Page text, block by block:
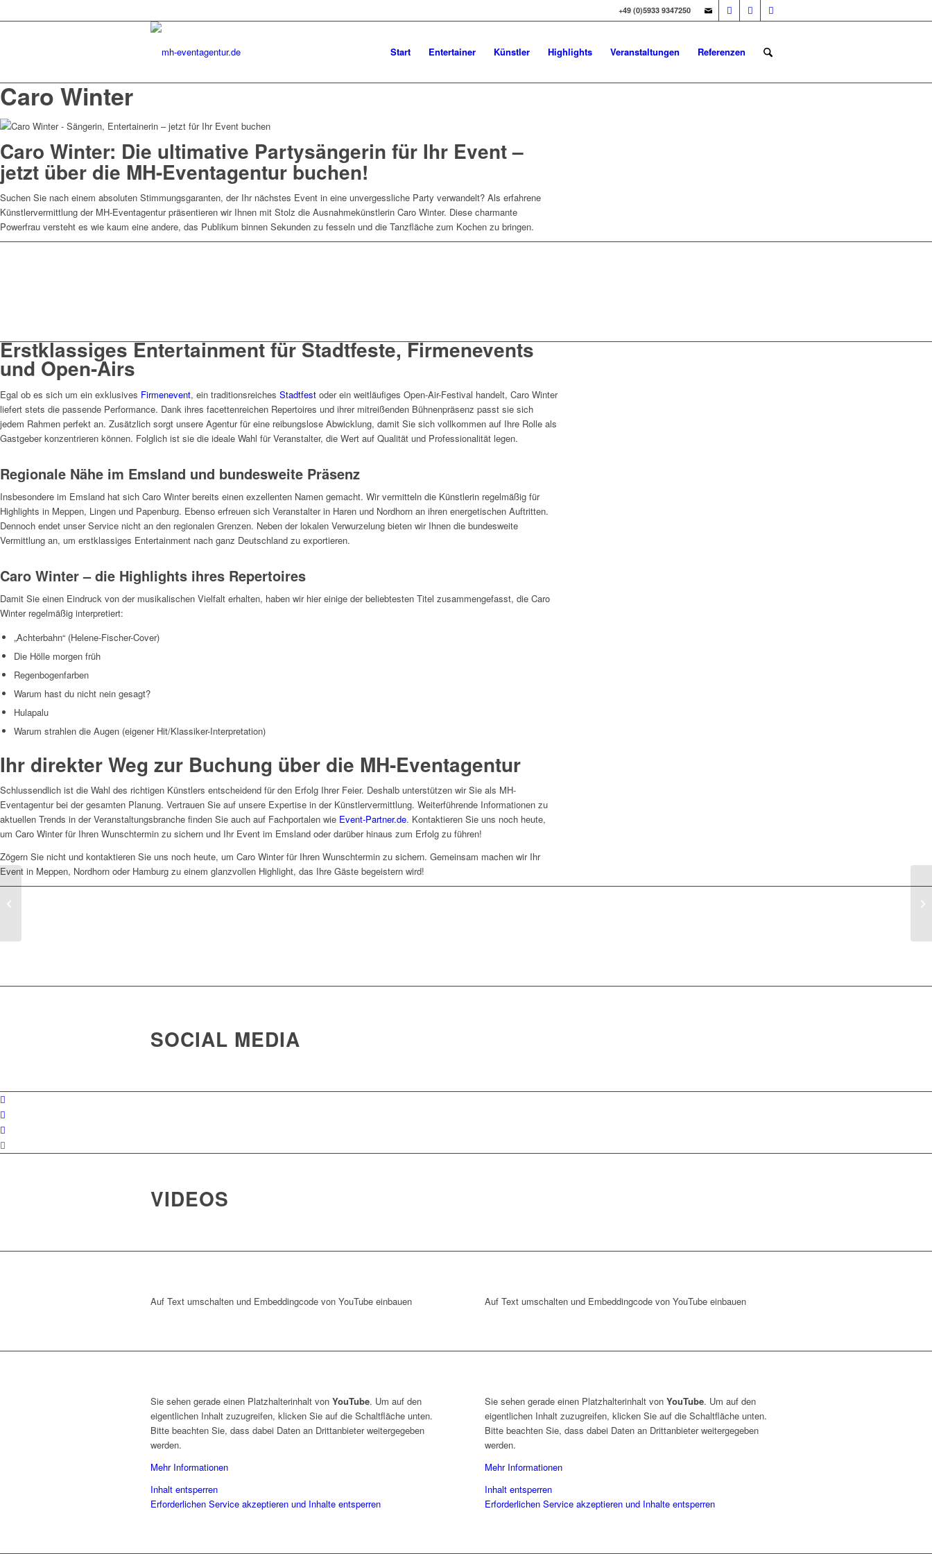
+49 (0)5933 9347250
Start Entertainer Künstler Highlights Veranstaltungen Referenzen
Caro Winter
Caro Winter: Die ultimative Partysängerin für Ihr Event –
jetzt über die MH-Eventagentur buchen!
Suchen Sie nach einem absoluten Stimmungsgaranten, der Ihr nächstes Event in eine unvergessliche Party verwandelt? Als erfahrene
Künstlervermittlung der MH-Eventagentur präsentieren wir Ihnen mit Stolz die Ausnahmekünstlerin Caro Winter. Diese charmante
Powerfrau versteht es wie kaum eine andere, das Publikum binnen Sekunden zu fesseln und die Tanzfläche zum Kochen zu bringen.
Erstklassiges Entertainment für Stadtfeste, Firmenevents
und Open-Airs
Egal ob es sich um ein exklusives Firmenevent, ein traditionsreiches Stadtfest oder ein weitläufiges Open-Air-Festival handelt, Caro Winter
liefert stets die passende Performance. Dank ihres facettenreichen Repertoires und ihrer mitreißenden Bühnenpräsenz passt sie sich
jedem Rahmen perfekt an. Zusätzlich sorgt unsere Agentur für eine reibungslose Abwicklung, damit Sie sich vollkommen auf Ihre Rolle als
Gastgeber konzentrieren können. Folglich ist sie die ideale Wahl für Veranstalter, die Wert auf Qualität und Professionalität legen.
Regionale Nähe im Emsland und bundesweite Präsenz
Insbesondere im Emsland hat sich Caro Winter bereits einen exzellenten Namen gemacht. Wir vermitteln die Künstlerin regelmäßig für
Highlights in Meppen, Lingen und Papenburg. Ebenso erfreuen sich Veranstalter in Haren und Nordhorn an ihren energetischen Auftritten.
Dennoch endet unser Service nicht an den regionalen Grenzen. Neben der lokalen Verwurzelung bieten wir Ihnen die bundesweite
Vermittlung an, um erstklassiges Entertainment nach ganz Deutschland zu exportieren.
Caro Winter – die Highlights ihres Repertoires
Damit Sie einen Eindruck von der musikalischen Vielfalt erhalten, haben wir hier einige der beliebtesten Titel zusammengefasst, die Caro
Winter regelmäßig interpretiert:
„Achterbahn“ (Helene-Fischer-Cover)
Die Hölle morgen früh
Regenbogenfarben
Warum hast du nicht nein gesagt?
Hulapalu
Warum strahlen die Augen (eigener Hit/Klassiker-Interpretation)
Ihr direkter Weg zur Buchung über die MH-Eventagentur
Schlussendlich ist die Wahl des richtigen Künstlers entscheidend für den Erfolg Ihrer Feier. Deshalb unterstützen wir Sie als MH-
Eventagentur bei der gesamten Planung. Vertrauen Sie auf unsere Expertise in der Künstlervermittlung. Weiterführende Informationen zu
aktuellen Trends in der Veranstaltungsbranche finden Sie auch auf Fachportalen wie Event-Partner.de. Kontaktieren Sie uns noch heute,
um Caro Winter für Ihren Wunschtermin zu sichern und Ihr Event im Emsland oder darüber hinaus zum Erfolg zu führen!
Zögern Sie nicht und kontaktieren Sie uns noch heute, um Caro Winter für Ihren Wunschtermin zu sichern. Gemeinsam machen wir Ihr
Event in Meppen, Nordhorn oder Hamburg zu einem glanzvollen Highlight, das Ihre Gäste begeistern wird!
SOCIAL MEDIA
VIDEOS
Auf Text umschalten und Embeddingcode von YouTube einbauen Auf Text umschalten und Embeddingcode von YouTube einbauen
Sie sehen gerade einen Platzhalterinhalt von YouTube. Um auf den
eigentlichen Inhalt zuzugreifen, klicken Sie auf die Schaltfläche unten.
Bitte beachten Sie, dass dabei Daten an Drittanbieter weitergegeben
werden.
Mehr Informationen
Inhalt entsperren
Erforderlichen Service akzeptieren und Inhalte entsperren
Sie sehen gerade einen Platzhalterinhalt vonYouTube. Um auf den
eigentlichen Inhalt zuzugreifen, klicken Sie auf die Schaltfläche unten.
Bitte beachten Sie, dass dabei Daten an Drittanbieter weitergegeben
werden.
Mehr Informationen
Inhalt entsperren
Erforderlichen Service akzeptieren und Inhalte entsperren